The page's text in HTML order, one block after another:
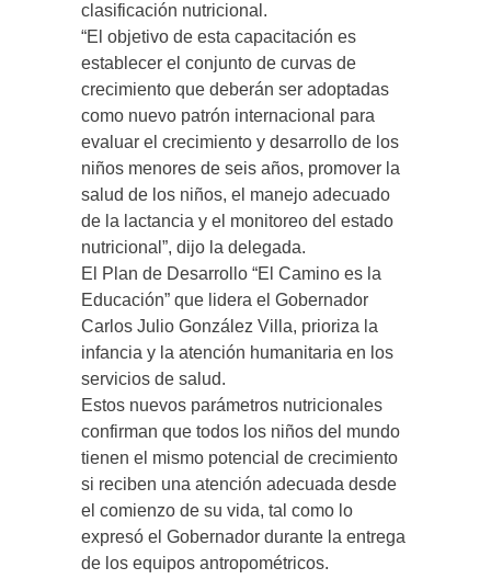
clasificación nutricional.
“El objetivo de esta capacitación es
establecer el conjunto de curvas de
crecimiento que deberán ser adoptadas
como nuevo patrón internacional para
evaluar el crecimiento y desarrollo de los
niños menores de seis años, promover la
salud de los niños, el manejo adecuado
de la lactancia y el monitoreo del estado
nutricional”, dijo la delegada.
El Plan de Desarrollo “El Camino es la
Educación” que lidera el Gobernador
Carlos Julio González Villa, prioriza la
infancia y la atención humanitaria en los
servicios de salud.
Estos nuevos parámetros nutricionales
confirman que todos los niños del mundo
tienen el mismo potencial de crecimiento
si reciben una atención adecuada desde
el comienzo de su vida, tal como lo
expresó el Gobernador durante la entrega
de los equipos antropométricos.